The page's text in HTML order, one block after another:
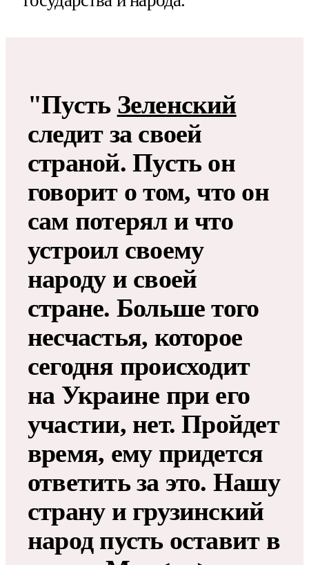
"Пусть Зеленский
следит за своей
страной. Пусть он
говорит о том, что он
сам потерял и что
устроил своему
народу и своей
стране. Больше того
несчастья, которое
сегодня происходит
на Украине при его
участии, нет. Пройдет
время, ему придется
ответить за это. Нашу
страну и грузинский
народ пусть оставит в